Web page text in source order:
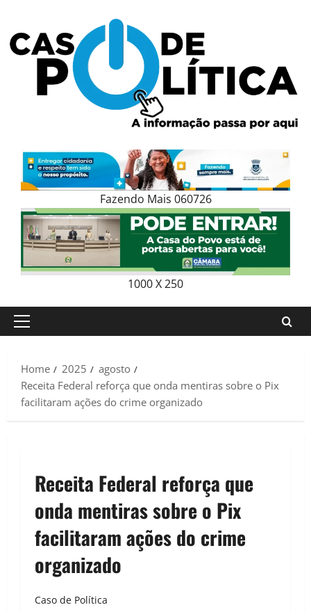
content
Fazendo Mais 060726
1000 X 250
Primary
Home
2025
agosto
Receita Federal reforça que onda mentiras sobre o Pix
facilitaram ações do crime organizado
Receita Federal reforça que
onda mentiras sobre o Pix
facilitaram ações do crime
organizado
Caso de Política